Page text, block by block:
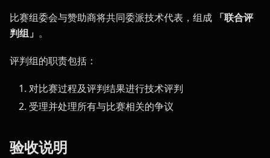
比赛组委会与赞助商将共同委派技术代表，组成 「联合评
判组」 。
评判组的职责包括：
对比赛过程及评判结果进行技术评判
受理并处理所有与比赛相关的争议
验收说明